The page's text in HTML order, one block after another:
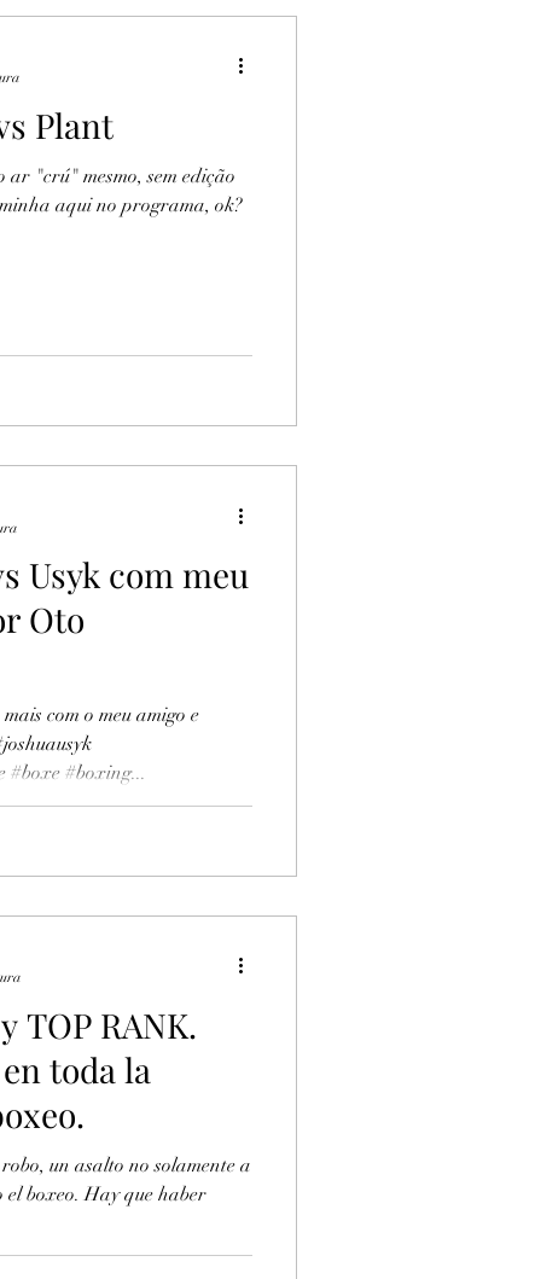
Plant
ar "crú" mesmo, sem edição
aqui no programa, ok?
Usyk com meu
Oto
com o meu amigo e
#boxe #boxing...
TOP RANK.
toda la
un asalto no solamente a
el boxeo. Hay que haber